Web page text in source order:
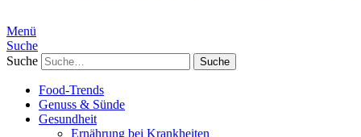
Menü
Suche
Suche
Food-Trends
Genuss & Sünde
Gesundheit
Ernährung bei Krankheiten